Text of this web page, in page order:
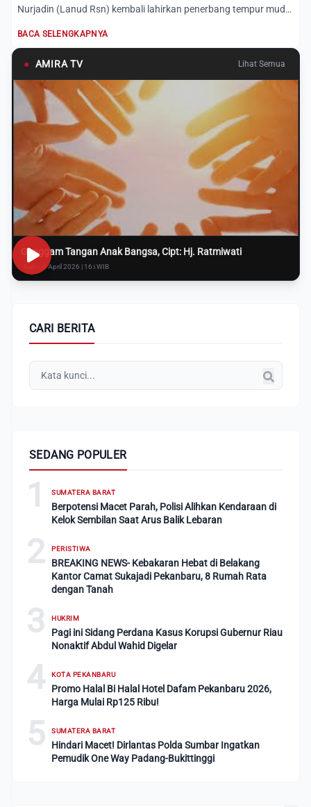
Nurjadin (Lanud Rsn) kembali lahirkan penerbang tempur muda.
BACA SELENGKAPNYA
● AMIRA TV Lihat Semua
Genggam Tangan Anak Bangsa, Cipt: Hj. Ratmiwati
Rabu, 8 April 2026 | 16:i WIB
CARI BERITA
SEDANG POPULER
1 SUMATERA BARAT
Berpotensi Macet Parah, Polisi Alihkan Kendaraan di
Kelok Sembilan Saat Arus Balik Lebaran
2 PERISTIWA
BREAKING NEWS- Kebakaran Hebat di Belakang
Kantor Camat Sukajadi Pekanbaru, 8 Rumah Rata
dengan Tanah
3 HUKRIM
Pagi ini Sidang Perdana Kasus Korupsi Gubernur Riau
Nonaktif Abdul Wahid Digelar
4 KOTA PEKANBARU
Promo Halal Bi Halal Hotel Dafam Pekanbaru 2026,
Harga Mulai Rp125 Ribu!
5 SUMATERA BARAT
Hindari Macet! Dirlantas Polda Sumbar Ingatkan
Pemudik One Way Padang-Bukittinggi